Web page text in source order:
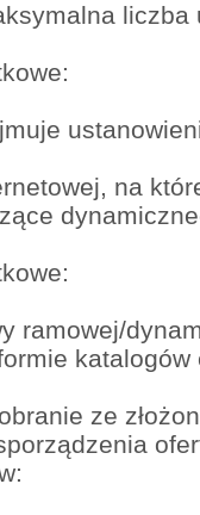
na
ramowej/
ze